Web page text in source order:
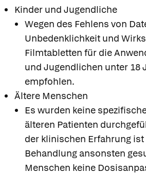
Kinder und Jugendliche
Wegen des Fehlens von
Unbedenklichkeit und
Filmtabletten für die
und Jugendlichen unter 18
empfohlen.
Ältere Menschen
Es wurden keine
älteren Patienten
der klinischen Erfahrung ist
Behandlung ansonsten
Menschen keine